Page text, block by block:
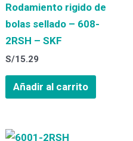
Rodamiento rigido de
bolas sellado – 608-
2RSH – SKF
S/15.29
Añadir al carrito